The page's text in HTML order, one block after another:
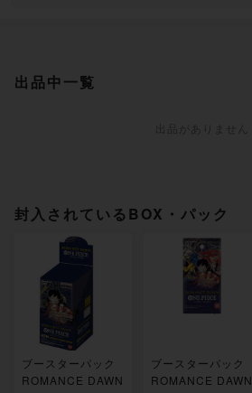
出品中一覧
封入されているBOX・パック
ブースターパック
ROMANCE DAWN
ブースターパック
ROMANCE DAWN